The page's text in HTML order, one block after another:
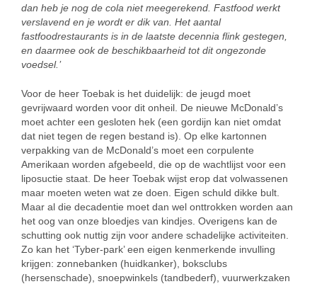
dan heb je nog de cola niet meegerekend. Fastfood werkt
verslavend en je wordt er dik van. Het aantal
fastfoodrestaurants is in de laatste decennia flink gestegen,
en daarmee ook de beschikbaarheid tot dit ongezonde
voedsel.’
Voor de heer Toebak is het duidelijk: de jeugd moet
gevrijwaard worden voor dit onheil. De nieuwe McDonald’s
moet achter een gesloten hek (een gordijn kan niet omdat
dat niet tegen de regen bestand is). Op elke kartonnen
verpakking van de McDonald’s moet een corpulente
Amerikaan worden afgebeeld, die op de wachtlijst voor een
liposuctie staat. De heer Toebak wijst erop dat volwassenen
maar moeten weten wat ze doen. Eigen schuld dikke bult.
Maar al die decadentie moet dan wel onttrokken worden aan
het oog van onze bloedjes van kindjes. Overigens kan de
schutting ook nuttig zijn voor andere schadelijke activiteiten.
Zo kan het ‘Tyber-park’ een eigen kenmerkende invulling
krijgen: zonnebanken (huidkanker), boksclubs
(hersenschade), snoepwinkels (tandbederf), vuurwerkzaken